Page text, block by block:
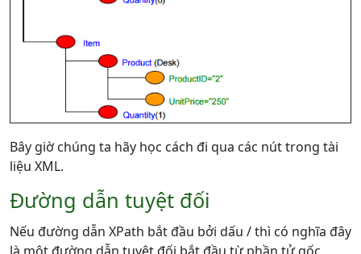
Bây giờ chúng ta hãy học cách đi qua các nút trong tài
liệu XML.
Đường dẫn tuyệt đối
Nếu đường dẫn XPath bắt đầu bởi dấu / thì có nghĩa đây